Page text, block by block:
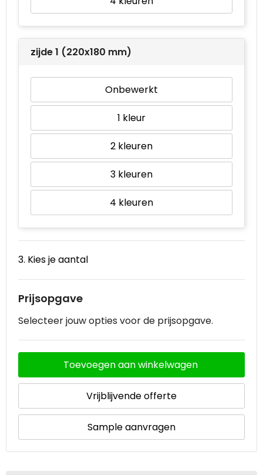
zijde 1 (220x180 mm)
Onbewerkt
1
2
3
4
3. Kies je aantal
Prijsopgave
Selecteer jouw opties voor de prijsopgave.
Toevoegen aan winkelwagen
Vrijblijvende offerte
Sample aanvragen